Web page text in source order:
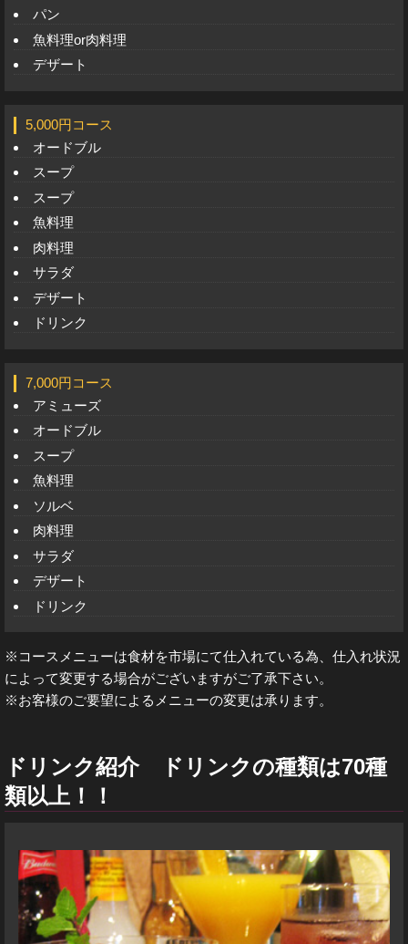
パン
魚料理or肉料理
デザート
5,000円コース
オードブル
スープ
スープ
魚料理
肉料理
サラダ
デザート
ドリンク
7,000円コース
アミューズ
オードブル
スープ
魚料理
ソルベ
肉料理
サラダ
デザート
ドリンク
※コースメニューは食材を市場にて仕入れている為、仕入れ状況
によって変更する場合がございますがご了承下さい。
※お客様のご要望によるメニューの変更は承ります。
ドリンク紹介 ドリンクの種類は70種
類以上！！